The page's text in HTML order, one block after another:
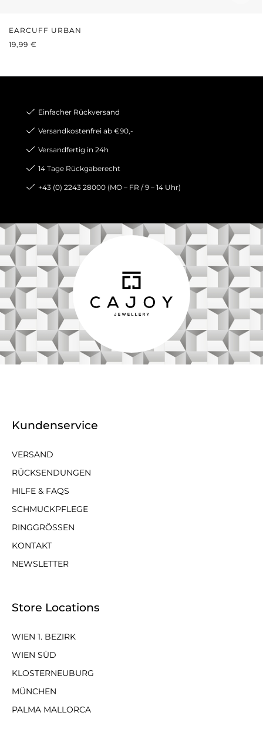
EARCUFF URBAN
REGULÄRER PREIS:
19,99 €
Einfacher Rückversand
Versandkostenfrei ab €90,-
Versandfertig in 24h
14 Tage Rückgaberecht
+43 (0) 2243 28000 (MO – FR / 9 – 14 Uhr)
Kundenservice
VERSAND
RÜCKSENDUNGEN
HILFE & FAQS
SCHMUCKPFLEGE
RINGGRÖSSEN
KONTAKT
NEWSLETTER
Store Locations
WIEN 1. BEZIRK
WIEN SÜD
KLOSTERNEUBURG
MÜNCHEN
PALMA MALLORCA